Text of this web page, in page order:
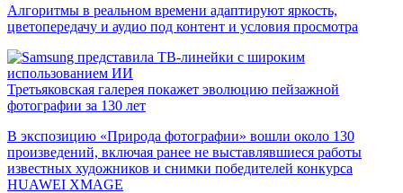
Алгоритмы в реальном времени адаптируют яркость,
цветопередачу и аудио под контент и условия просмотра
Третьяковская галерея покажет эволюцию пейзажной
фотографии за 130 лет
В экспозицию «Природа фотографии» вошли около 130
произведений, включая ранее не выставлявшиеся работы
известных художников и снимки победителей конкурса
HUAWEI XMAGE